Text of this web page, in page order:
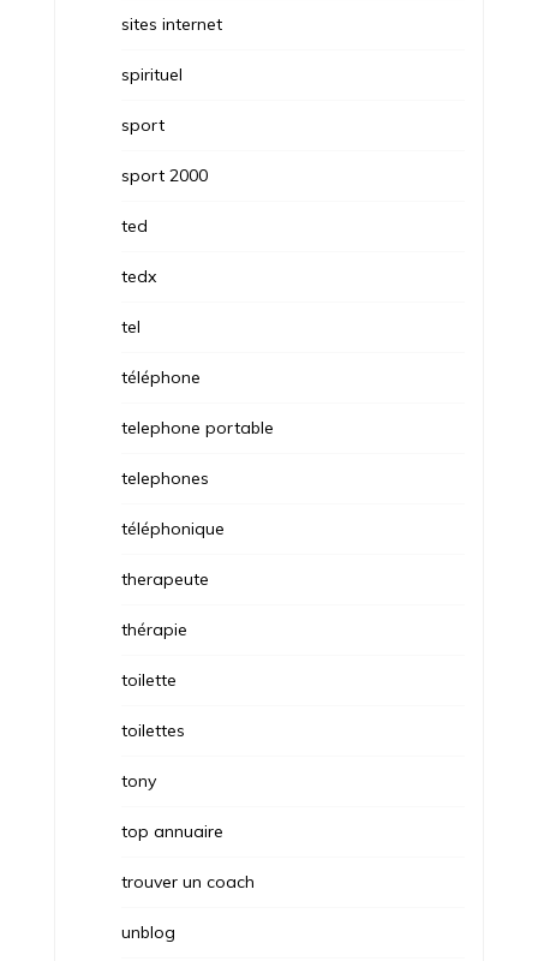
sites internet
spirituel
sport
sport 2000
ted
tedx
tel
téléphone
telephone portable
telephones
téléphonique
therapeute
thérapie
toilette
toilettes
tony
top annuaire
trouver un coach
unblog